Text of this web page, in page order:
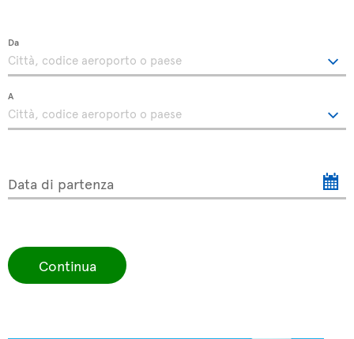
Da
A
Data di partenza
Continua